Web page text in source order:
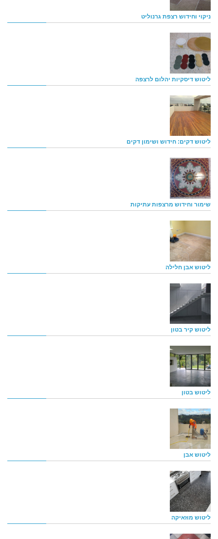
ניקוי וחידוש רצפת גרנוליט
ליטוש דיסקיות יהלום לרצפה
ליטוש דקים: חידוש ושימון דקים
שימור וחידוש מרצפות עתיקות
ליטוש אבן חלילה
ליטוש קיר בטון
ליטוש בטון
ליטוש אבן
ליטוש מוזאיקה